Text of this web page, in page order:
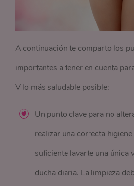
A continuación te comparto los
importantes a tener en cuenta
V lo más saludable posible:
Un punto clave para no
realizar una correcta
suficiente lavarte una única
ducha diaria. La limpieza